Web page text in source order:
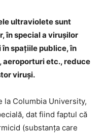
ultraviolete sunt
în special a viruşilor
spaţiile publice, în
aeroporturi etc., reduce
viruşi.
la Columbia University,
dat fiind faptul că
(substanţa care